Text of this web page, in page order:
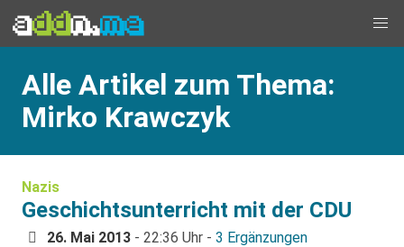
Alle Artikel zum Thema:
Mirko Krawczyk
Nazis
Geschichtsunterricht mit der CDU
26. Mai 2013 - 22:36 Uhr - 3 Ergänzungen